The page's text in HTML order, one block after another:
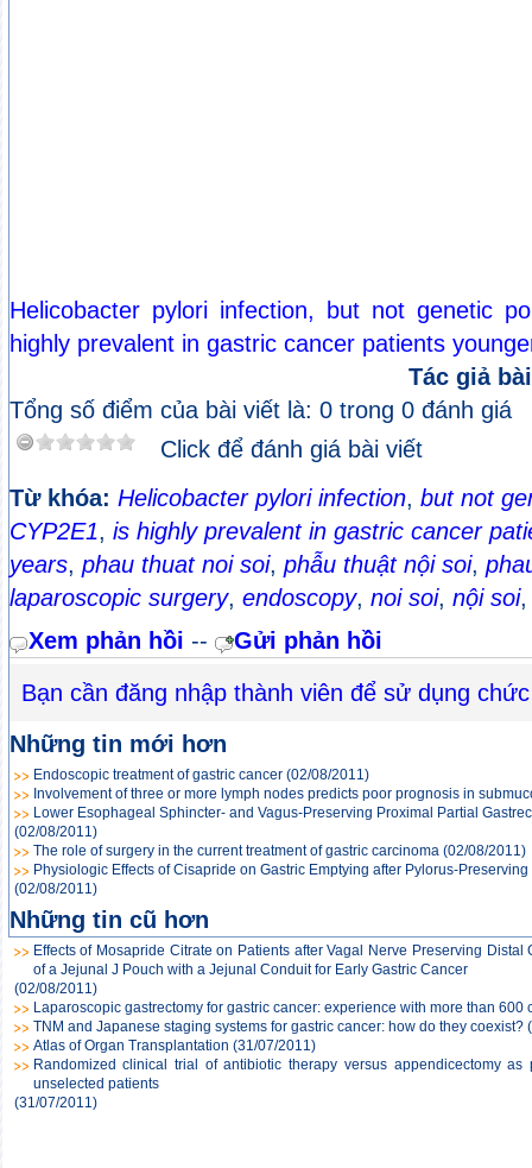
Helicobacter pylori infection, but not genetic
highly prevalent in gastric cancer patients
Tác giả
Tổng số điểm của bài viết là: 0 trong 0 đánh giá
Click để đánh giá bài viết
Từ khóa: Helicobacter pylori infection, but not
CYP2E1, is highly prevalent in gastric cancer
years, phau thuat noi soi, phẫu thuật nội soi,
laparoscopic surgery, endoscopy, noi soi, nội soi,
Xem phản hồi --
Gửi phản hồi
Bạn cần đăng nhập thành viên để sử dụng
Những tin mới hơn
Endoscopic treatment of gastric cancer (02/08/2011)
Involvement of three or more lymph nodes predicts poor prognosis in
Lower Esophageal Sphincter- and Vagus-Preserving Proximal Partial
(02/08/2011)
The role of surgery in the current treatment of gastric carcinoma (02/08/2011)
Physiologic Effects of Cisapride on Gastric Emptying after Pylorus-
(02/08/2011)
Những tin cũ hơn
Effects of Mosapride Citrate on Patients after Vagal Nerve Preserving
of a Jejunal J Pouch with a Jejunal Conduit for Early Gastric Cancer
(02/08/2011)
Laparoscopic gastrectomy for gastric cancer: experience with more than 600
TNM and Japanese staging systems for gastric cancer: how do they coexist?
Atlas of Organ Transplantation (31/07/2011)
Randomized clinical trial of antibiotic therapy versus appendicectomy
unselected patients
(31/07/2011)